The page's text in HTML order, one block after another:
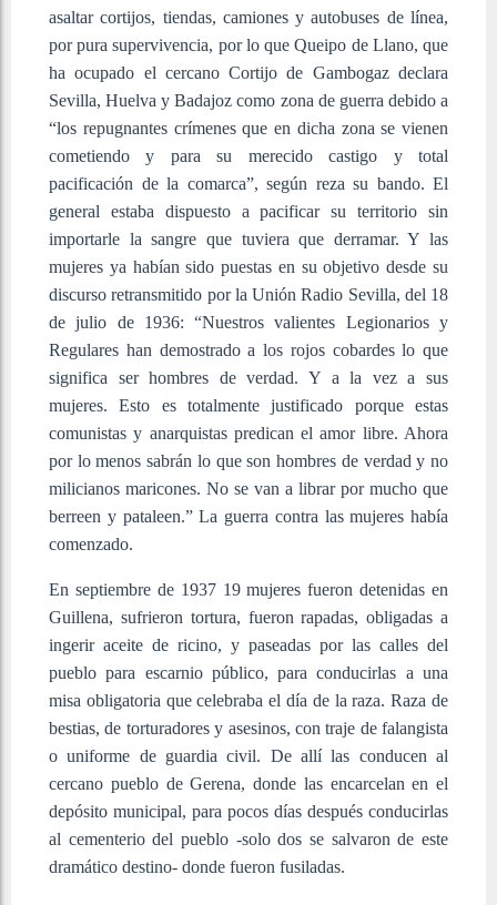
asaltar cortijos, tiendas, camiones y autobuses de línea,
por pura supervivencia, por lo que Queipo de Llano, que
ha ocupado el cercano Cortijo de Gambogaz declara
Sevilla, Huelva y Badajoz como zona de guerra debido a
“los repugnantes crímenes que en dicha zona se vienen
cometiendo y para su merecido castigo y total
pacificación de la comarca”, según reza su bando. El
general estaba dispuesto a pacificar su territorio sin
importarle la sangre que tuviera que derramar. Y las
mujeres ya habían sido puestas en su objetivo desde su
discurso retransmitido por la Unión Radio Sevilla, del 18
de julio de 1936: “Nuestros valientes Legionarios y
Regulares han demostrado a los rojos cobardes lo que
significa ser hombres de verdad. Y a la vez a sus
mujeres. Esto es totalmente justificado porque estas
comunistas y anarquistas predican el amor libre. Ahora
por lo menos sabrán lo que son hombres de verdad y no
milicianos maricones. No se van a librar por mucho que
berreen y pataleen.” La guerra contra las mujeres había
comenzado.
En septiembre de 1937 19 mujeres fueron detenidas en
Guillena, sufrieron tortura, fueron rapadas, obligadas a
ingerir aceite de ricino, y paseadas por las calles del
pueblo para escarnio público, para conducirlas a una
misa obligatoria que celebraba el día de la raza. Raza de
bestias, de torturadores y asesinos, con traje de falangista
o uniforme de guardia civil. De allí las conducen al
cercano pueblo de Gerena, donde las encarcelan en el
depósito municipal, para pocos días después conducirlas
al cementerio del pueblo -solo dos se salvaron de este
dramático destino- donde fueron fusiladas.